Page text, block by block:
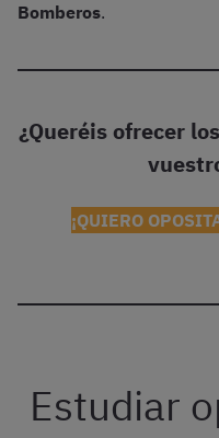
Bomberos.
¿Queréis ofrecer
¡QUIERO
Estudiar